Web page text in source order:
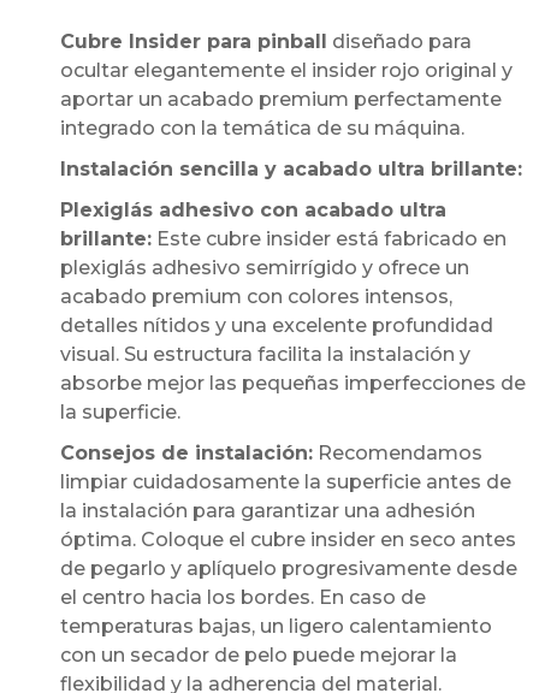
Cubre Insider para pinball diseñado para
ocultar elegantemente el insider rojo original y
aportar un acabado premium perfectamente
integrado con la temática de su máquina.
Instalación sencilla y acabado ultra brillante:
Plexiglás adhesivo con acabado ultra
brillante: Este cubre insider está fabricado en
plexiglás adhesivo semirrígido y ofrece un
acabado premium con colores intensos,
detalles nítidos y una excelente profundidad
visual. Su estructura facilita la instalación y
absorbe mejor las pequeñas imperfecciones de
la superficie.
Consejos de instalación: Recomendamos
limpiar cuidadosamente la superficie antes de
la instalación para garantizar una adhesión
óptima. Coloque el cubre insider en seco antes
de pegarlo y aplíquelo progresivamente desde
el centro hacia los bordes. En caso de
temperaturas bajas, un ligero calentamiento
con un secador de pelo puede mejorar la
flexibilidad y la adherencia del material.